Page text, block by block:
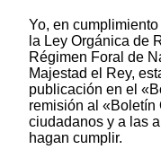
Yo, en
la Ley Orgánica de
Régimen Foral de
Majestad el Rey,
publicación en el
remisión al «Boletín
ciudadanos y a las
hagan cumplir.